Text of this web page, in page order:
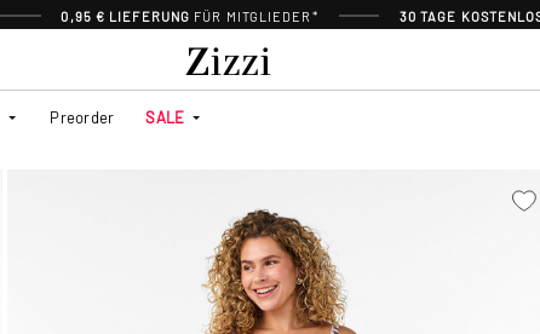
0,95 € LIEFERUNG FÜR MITGLIEDER* 30 TAGE
Preorder SALE